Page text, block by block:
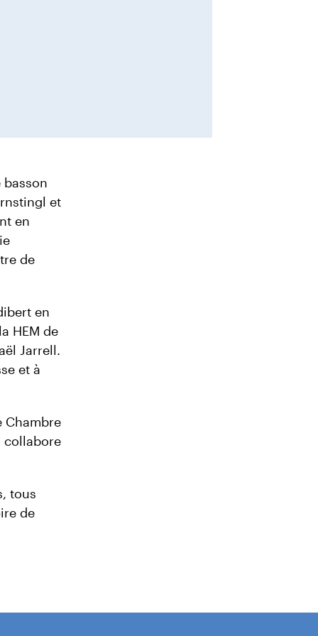
basson
et
en
de
en
HEM de
Jarrell.
et à
Chambre
collabore
tous
de